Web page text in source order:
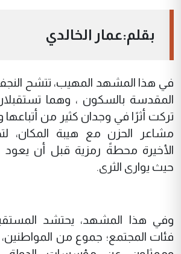
بقلم:عمار الخالدي
في هذا المشهد المهيب، تتشح
المقدسة بالسكون ، وهما
تركت أثرًا في وجدان كثير من
مشاعر الحزن مع هيبة المكان،
الأخيرة محطةً رمزية قبل أن يعود
حيث يوارى الثرى.
وفي هذا المشهد، يحتشد
فئات المجتمع؛ جموع من